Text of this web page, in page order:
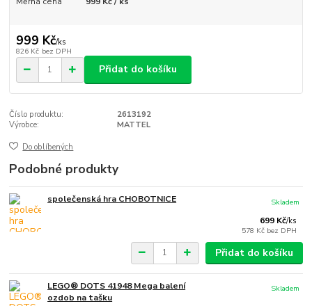
999 Kč/ks
826 Kč bez DPH
Přidat do košíku
Číslo produktu:
2613192
Výrobce:
MATTEL
Do oblíbených
Podobné produkty
společenská hra CHOBOTNICE
699 Kč/ks
578 Kč bez DPH
Skladem
Přidat do košíku
LEGO® DOTS 41948 Mega balení
ozdob na tašku
Skladem